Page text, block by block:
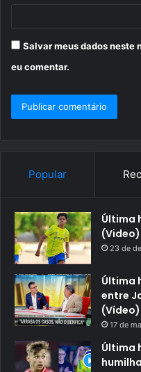
Salvar meus dados neste
eu comentar.
Popular
Última
(Video)
23 de
Última
entre
(Vídeo)
17 de
Última